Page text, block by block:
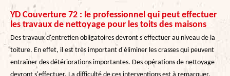
YD Couverture 72 : le professionnel qui peut effectuer
les travaux de nettoyage pour les toits des maisons
Des travaux d'entretien obligatoires devront s'effectuer au niveau de la
toiture. En effet, il est très important d'éliminer les crasses qui peuvent
entraîner des détériorations importantes. Des opérations de nettoyage